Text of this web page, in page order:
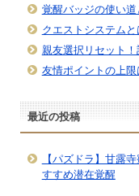
覚醒バッジの使い
クエストシステムと
親友選択リセット！
友情ポイントの上限
最近の投稿
【パズドラ】甘露
すすめ潜在覚醒